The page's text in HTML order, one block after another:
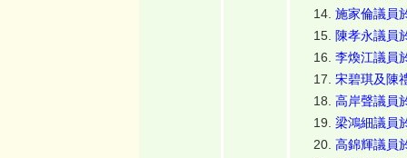
施家倫議員
陳孝永議員
李煥江議員
宋碧琪及陳
高岸聲議員
梁鴻細議員
高錦輝議員